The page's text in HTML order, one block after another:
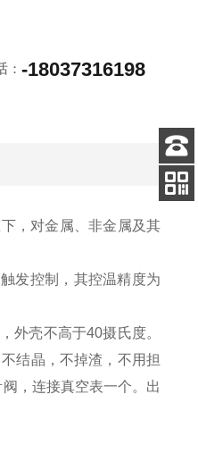
：-18037316198
，对金属、非金属及其
发控制，其控温精度为
外壳不高于40摄氏度。
结晶，不掉渣，不用担
，连接真空表一个。出
客服
电话